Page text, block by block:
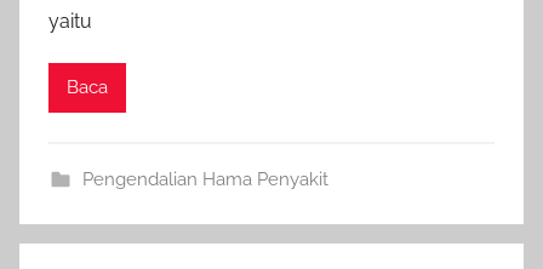
yaitu
Baca
Pengendalian Hama Penyakit